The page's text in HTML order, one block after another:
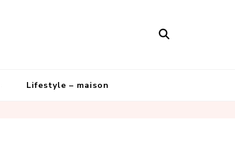
Lifestyle – maison